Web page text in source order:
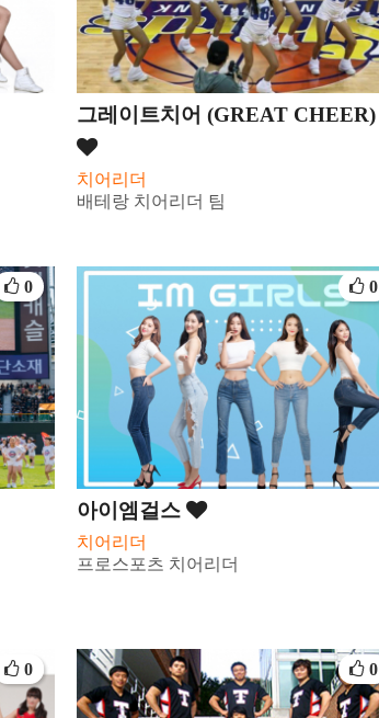
그레이트치어 (GREAT CHEER)
치어리더
배테랑 치어리더 팀
0
아이엠걸스
치어리더
프로스포츠 치어리더
0
0 0